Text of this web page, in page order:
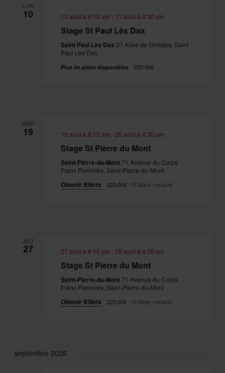
Évènements
LUN
10 10 août à 8:15 am - 11 août à 4:30 pm
Stage St Paul Lès Dax
Saint Paul Lès Dax 27 Allée de Christus, Saint
Paul Lès Dax
Plus de place disponibles 225.00€
MER
19 19 août à 8:15 am - 20 août à 4:30 pm
Stage St Pierre du Mont
Saint-Pierre-du-Mont71 Avenue du Corps
Franc Pommies, Saint-Pierre-du-Mont
Obtenir Billets 225.00€ 10 billets restants
JEU
27 27 août à 8:15 am - 28 août à 4:30 pm
Stage St Pierre du Mont
Saint-Pierre-du-Mont71 Avenue du Corps
Franc Pommies, Saint-Pierre-du-Mont
Obtenir Billets 225.00€ 10 billets restants
septembre 2026